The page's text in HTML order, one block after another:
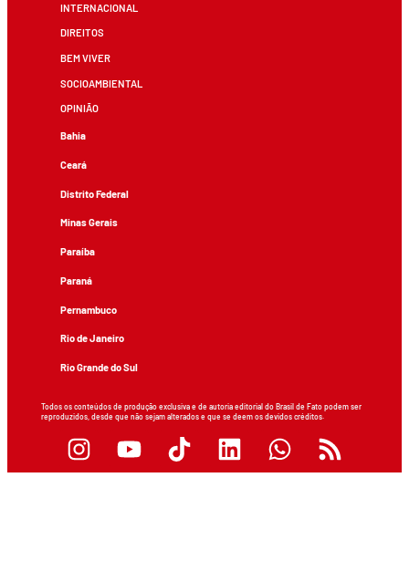
INTERNACIONAL
DIREITOS
BEM VIVER
SOCIOAMBIENTAL
OPINIÃO
Bahia
Ceará
Distrito Federal
Minas Gerais
Paraíba
Paraná
Pernambuco
Rio de Janeiro
Rio Grande do Sul
Todos os conteúdos de produção exclusiva e de autoria editorial do Brasil de Fato podem ser
reproduzidos, desde que não sejam alterados e que se deem os devidos créditos.